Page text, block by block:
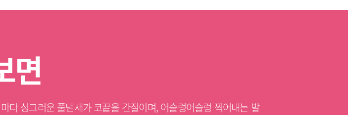
면
다 싱그러운 풀냄새가 코끝을 간질이며, 어슬렁어슬렁 찍어내는 발